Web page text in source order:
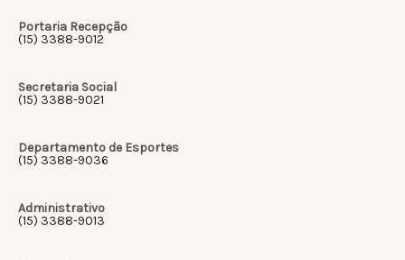
Portaria Recepção
(15) 3388-9012
Secretaria Social
(15) 3388-9021
Departamento de Esportes
(15) 3388-9036
Administrativo
(15) 3388-9013